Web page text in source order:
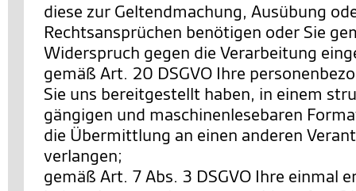
diese zur Geltendmachung, Ausübung
Rechtsansprüchen benötigen oder Sie
Widerspruch gegen die Verarbeitung
gemäß Art. 20 DSGVO Ihre
Sie uns bereitgestellt haben, in einem
gängigen und maschinenlesebaren
die Übermittlung an einen anderen
verlangen;
gemäß Art. 7 Abs. 3 DSGVO Ihre einmal